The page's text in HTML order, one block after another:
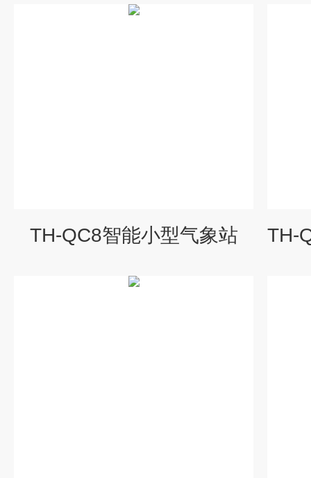
TH-QC8智能小型气象站